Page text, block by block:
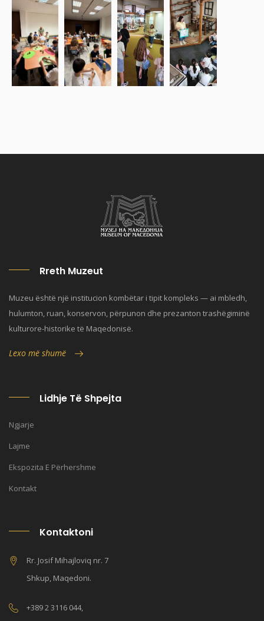
Rreth Muzeut
Muzeu është një institucion kombëtar i tipit kompleks — ai mbledh,
hulumton, ruan, konservon, përpunon dhe prezanton trashëgiminë
kulturore-historike të Maqedonisë.
Lexo më shumë
Lidhje Të Shpejta
Ngjarje
Lajme
Ekspozita E Përhershme
Kontakt
Kontaktoni
Rr. Josif Mihajloviq nr. 7
Shkup, Maqedoni.
+389 2 3116 044,